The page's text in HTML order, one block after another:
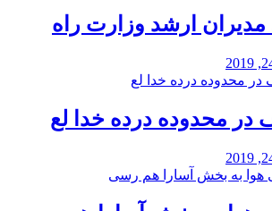
مدیران ارشد وزارت راه
در محدوده درده خدا لع